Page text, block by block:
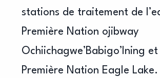
stations de traitement de
Première Nation ojibway
Ochiichagwe’Babigo’Ining
Première Nation Eagle Lake.